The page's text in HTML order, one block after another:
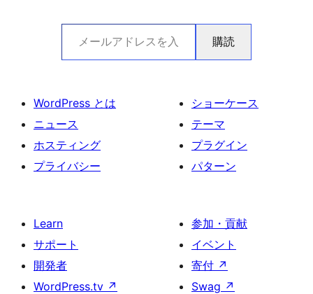
メールアドレスを入力…
購読
WordPress とは
ニュース
ホスティング
プライバシー
ショーケース
テーマ
プラグイン
パターン
Learn
サポート
開発者
WordPress.tv ↗
参加・貢献
イベント
寄付 ↗
Swag ↗